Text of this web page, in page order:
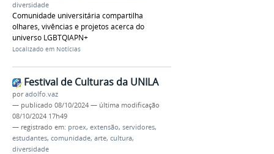
diversidade
Comunidade universitária compartilha
olhares, vivências e projetos acerca do
universo LGBTQIAPN+
Localizado em Notícias
Festival de Culturas da UNILA
poradolfo.vaz
— publicado 08/10/2024 — última modificação
08/10/2024 17h49
— registrado em: proex, extensão, servidores,
estudantes, comunidade, arte, cultura,
diversidade